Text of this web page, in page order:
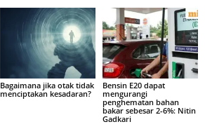
Bagaimana jika otak tidak
menciptakan kesadaran?
Bensin E20 dapat
mengurangi
penghematan bahan
bakar sebesar 2-6%: Nitin
Gadkari